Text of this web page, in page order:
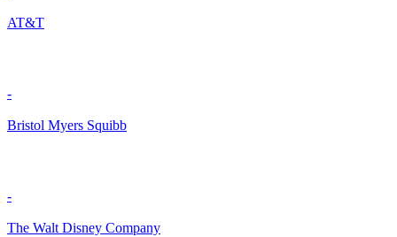
AT&T
-
Bristol Myers Squibb
-
The Walt Disney Company